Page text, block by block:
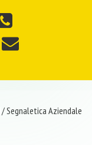
/Segnaletica Aziendale